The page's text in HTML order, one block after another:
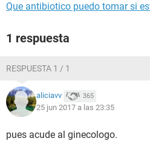
Que antibiotico puedo tomar si
1 respuesta
RESPUESTA 1 / 1
aliciavv 365
25 jun 2017 a las 23:35
pues acude al ginecologo.